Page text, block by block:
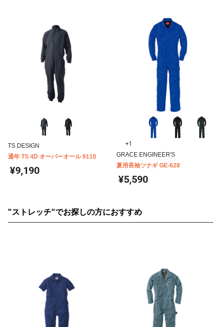
TS DESIGN
通年 TS 4D オーバーオール 9110
¥9,190
+1
GRACE ENGINEER'S
夏用長袖ツナギ GE-628
¥5,590
"ストレッチ"でお探しの方におすすめ